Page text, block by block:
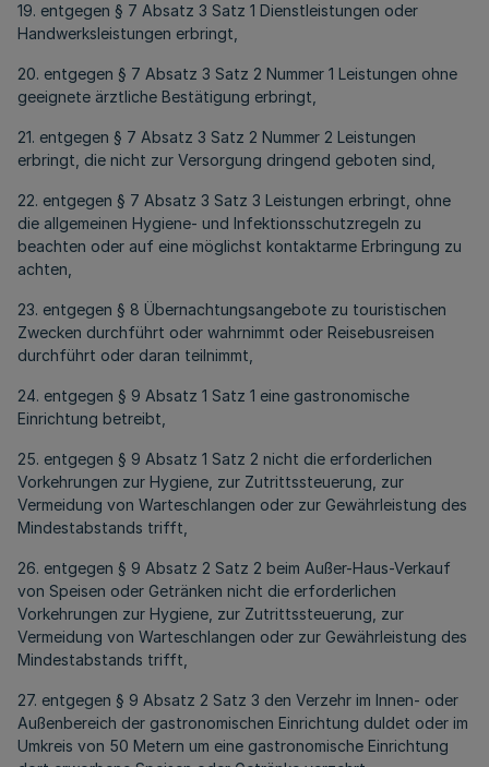
19. entgegen § 7 Absatz 3 Satz 1 Dienstleistungen oder
Handwerksleistungen erbringt,
20. entgegen § 7 Absatz 3 Satz 2 Nummer 1 Leistungen ohne
geeignete ärztliche Bestätigung erbringt,
21. entgegen § 7 Absatz 3 Satz 2 Nummer 2 Leistungen
erbringt, die nicht zur Versorgung dringend geboten sind,
22. entgegen § 7 Absatz 3 Satz 3 Leistungen erbringt, ohne
die allgemeinen Hygiene- und Infektionsschutzregeln zu
beachten oder auf eine möglichst kontaktarme Erbringung zu
achten,
23. entgegen § 8 Übernachtungsangebote zu touristischen
Zwecken durchführt oder wahrnimmt oder Reisebusreisen
durchführt oder daran teilnimmt,
24. entgegen § 9 Absatz 1 Satz 1 eine gastronomische
Einrichtung betreibt,
25. entgegen § 9 Absatz 1 Satz 2 nicht die erforderlichen
Vorkehrungen zur Hygiene, zur Zutrittssteuerung, zur
Vermeidung von Warteschlangen oder zur Gewährleistung des
Mindestabstands trifft,
26. entgegen § 9 Absatz 2 Satz 2 beim Außer-Haus-Verkauf
von Speisen oder Getränken nicht die erforderlichen
Vorkehrungen zur Hygiene, zur Zutrittssteuerung, zur
Vermeidung von Warteschlangen oder zur Gewährleistung des
Mindestabstands trifft,
27. entgegen § 9 Absatz 2 Satz 3 den Verzehr im Innen- oder
Außenbereich der gastronomischen Einrichtung duldet oder im
Umkreis von 50 Metern um eine gastronomische Einrichtung